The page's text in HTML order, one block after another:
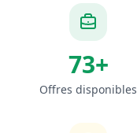
73+
Offres disponibles